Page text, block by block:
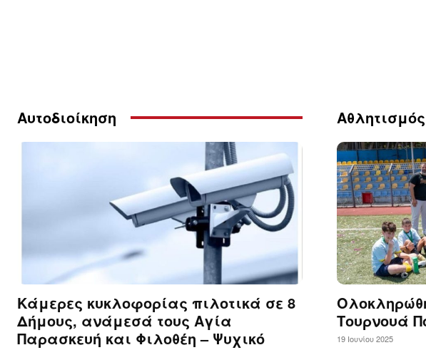
Αυτοδιοίκηση
Κάμερες κυκλοφορίας πιλοτικά σε 8
Δήμους, ανάμεσά τους Αγία
Παρασκευή και Φιλοθέη – Ψυχικό
Αθλητισμός
Τουρνουά
19 Ιουνίου 2025